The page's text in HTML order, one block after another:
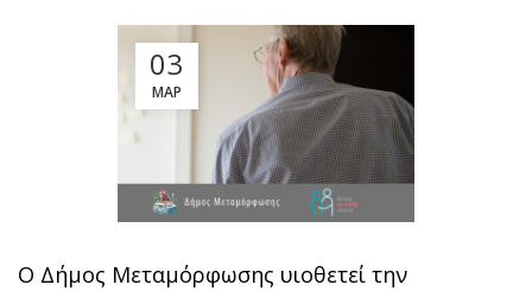
03
ΜΑΡ
Ο Δήμος Μεταμόρφωσης υιοθετεί την